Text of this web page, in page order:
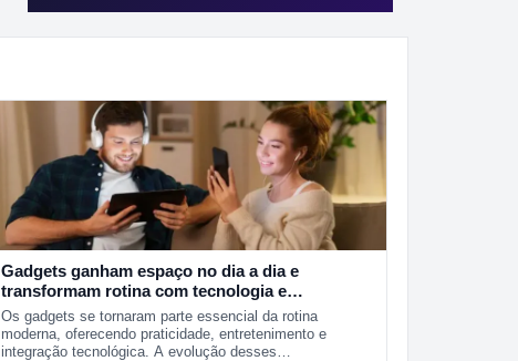
Gadgets ganham espaço no dia a dia e
transformam rotina com tecnologia e
praticidade
Os gadgets se tornaram parte essencial da rotina
moderna, oferecendo praticidade, entretenimento e
integração tecnológica. A evolução desses…